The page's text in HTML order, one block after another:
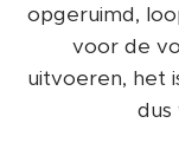
opgeruimd,
voor de
uitvoeren, het
dus